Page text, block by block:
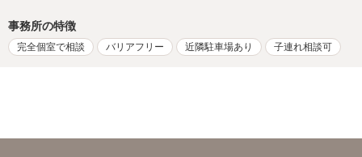
事務所の特徴
完全個室で相談 バリアフリー 近隣駐車場あり 子連れ相談可